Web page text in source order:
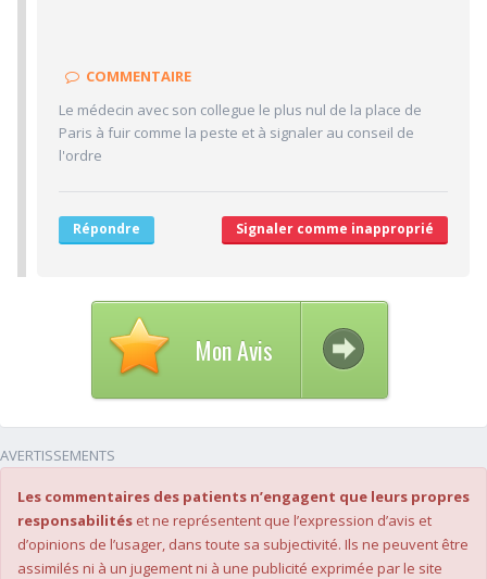
5/10 Clarté des informations médicales délivrées
5/10 Délai pour obtenir un 1er RDV
5/10 Ponctualité/Temps en salle d'attente/Retard
5/10 Desserte par les transports en commun
5/10 Stationnements alentours
COMMENTAIRE
Le médecin avec son collegue le plus nul de la place de
Paris à fuir comme la peste et à signaler au conseil de
l'ordre
Répondre Signaler comme inapproprié
Mon Avis
AVERTISSEMENTS
Les commentaires des patients n’engagent que leurs propres
responsabilités et ne représentent que l’expression d’avis et
d’opinions de l’usager, dans toute sa subjectivité. Ils ne peuvent être
assimilés ni à un jugement ni à une publicité exprimée par le site